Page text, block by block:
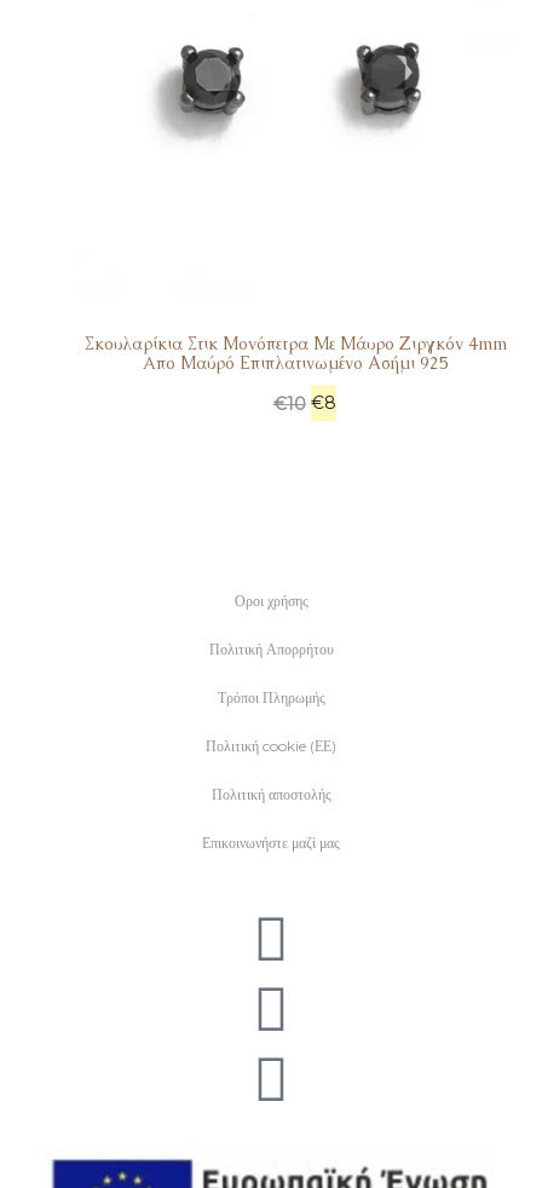
Σκουλαρίκια Στικ Μονόπετρα Με Μάυρο Ζιργκόν 4mm
Aπο Μαύρό Επιπλατινωμένο Ασήμι 925
€10 €8
Οροι χρήσης
Πολιτική Απορρήτου
Τρόποι Πληρωμής
Πολιτική cookie (ΕΕ)
Πολιτική αποστολής
Επικοινωνήστε μαζί μας